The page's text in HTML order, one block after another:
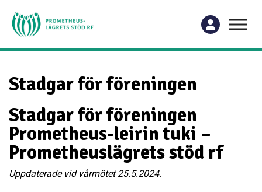
Stadgar för föreningen
Stadgar för föreningen
Prometheus-leirin tuki –
Prometheuslägrets stöd rf
Uppdaterade vid vårmötet 25.5.2024.